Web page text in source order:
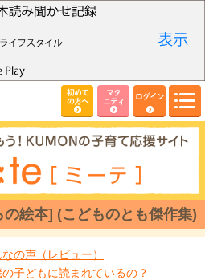
初めて
の方へ
マタ
ニティ
ログイン
絵本] (こどものとも傑作集)
の声（レビュー）
子どもに読まれているの？